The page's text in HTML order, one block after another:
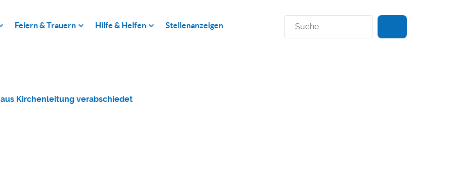
Feiern & Trauern Hilfe & Helfen Stellenanzeigen Suchen
Kirchenleitung verabschiedet